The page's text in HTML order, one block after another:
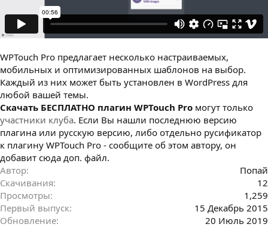
WPTouch Pro предлагает несколько настраиваемых,
мобильных и оптимизированных шаблонов на выбор.
Каждый из них может быть установлен в WordPress для
любой вашей темы.
Cкачать БЕСПЛАТНО плагин WPTouch Pro могут только
участники клуба. Если Вы нашли последнюю версию
плагина или русскую версию, либо отдельно русификатор
к плагину WPTouch Pro - сообщите об этом автору, он
добавит сюда доп. файл.
Автор
Попай
Скачивания
12
Просмотры
1,259
Первый выпуск
15 Декабрь 2015
Обновление
20 Июль 2019